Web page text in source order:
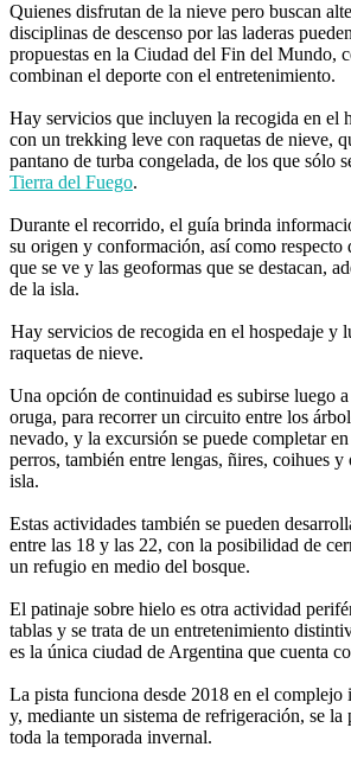
Quienes disfrutan de la nieve pero buscan
disciplinas de descenso por las laderas
propuestas en la Ciudad del Fin del Mundo,
combinan el deporte con el entretenimiento.
Hay servicios que incluyen la recogida en el
con un trekking leve con raquetas de nieve,
pantano de turba congelada, de los que sólo
Tierra del Fuego.
Durante el recorrido, el guía brinda
su origen y conformación, así como respecto
que se ve y las geoformas que se destacan,
de la isla.
Hay servicios de recogida en el hospedaje y
raquetas de nieve.
Una opción de continuidad es subirse luego
oruga, para recorrer un circuito entre los
nevado, y la excursión se puede completar
perros, también entre lengas, ñires, coihues y
isla.
Estas actividades también se pueden
entre las 18 y las 22, con la posibilidad de
un refugio en medio del bosque.
El patinaje sobre hielo es otra actividad
tablas y se trata de un entretenimiento
es la única ciudad de Argentina que cuenta
La pista funciona desde 2018 en el complejo
y, mediante un sistema de refrigeración, se
toda la temporada invernal.